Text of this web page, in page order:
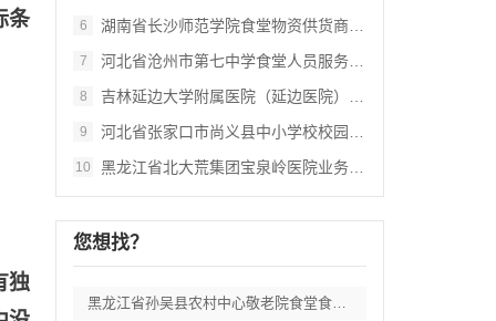
条
独
6 湖南省长沙师范学院食堂物资供货商采购项目
7 河北省沧州市第七中学食堂人员服务项目招标
8 吉林延边大学附属医院（延边医院）中药配方
9 河北省张家口市尚义县中小学校校园餐食材集
10 黑龙江省北大荒集团宝泉岭医院业务应用系统
您想找？
黑龙江省孙吴县农村中心敬老院食堂食材采购